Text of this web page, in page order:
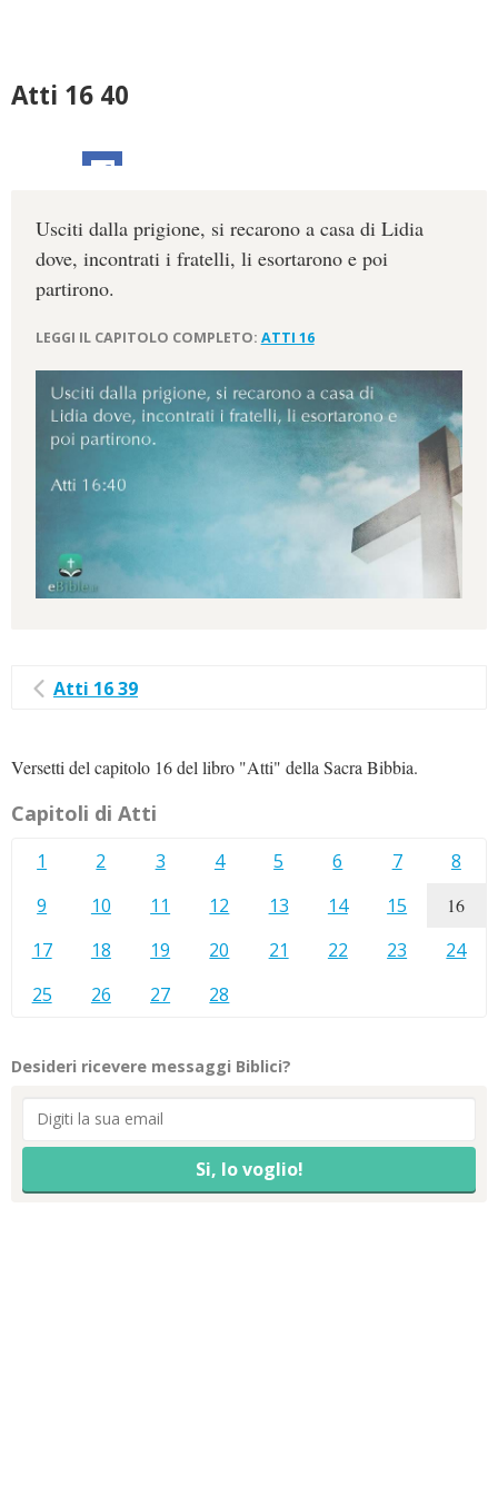
Atti 16 40
Usciti dalla prigione, si recarono a casa di Lidia
dove, incontrati i fratelli, li esortarono e poi
partirono.
LEGGI IL CAPITOLO COMPLETO: ATTI 16
Atti 16 39
Versetti del capitolo 16 del libro "Atti" della Sacra Bibbia.
Capitoli di Atti
1 2 3 4 5 6 7
8
9
10 11 12 13 14 15 16
17 18 19 20 21 22 23
24
25
26 27 28
Desideri ricevere messaggi Biblici?